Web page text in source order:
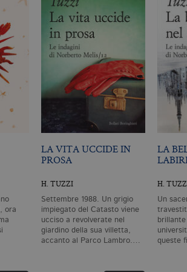
ora
LA VITA UCCIDE IN
PROSA
H. TUZZI
Settembre 1988. Un grigio
impiegato del Catasto viene
ucciso a revolverate nel
giardino della sua villetta,
accanto al Parco Lambro.…
LA
H.
Un
queste
tecnici sono strettamente
consentono la funzionalità
Web principale come l'accesso
utenti e la gestione dell'account. Il
Web non può essere utilizzato
senza i cookie
necessari. Col rispetto
condizioni previste dal Garante, i
analitici sono equiparati ai
e dunque non necessitano del
.bollatiboringhieri.it 1 mese